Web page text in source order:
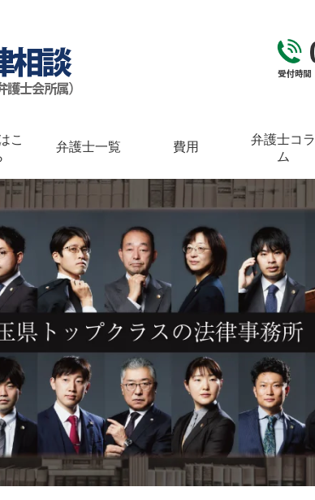
こ
弁護士一覧 費用
弁護士コラ
ム